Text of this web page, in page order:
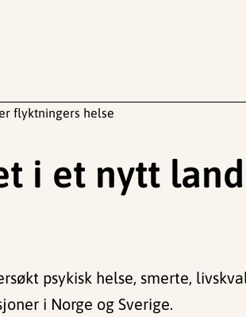
flyktningers helse
i et nytt
psykisk helse, smerte,
i Norge og Sverige.